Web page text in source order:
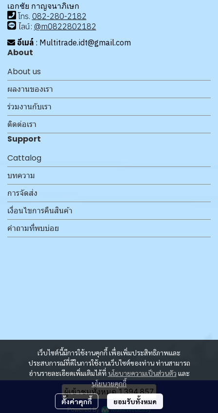
เว็บไซต์นี้มีการใช้งานคุกกี้ เพื่อเพิ่มประสิทธิภาพและ
ประสบการณ์ที่ดีในการใช้งานเว็บไซต์ของท่าน ท่านสามารถ
อ่านรายละเอียดเพิ่มเติมได้ที่ นโยบายความเป็นส่วนตัว และ
นโยบายคุกกี้
ตั้งค่าคุกกี้ ยอมรับทั้งหมด
เอกชัย กาญจนาภิเษก
โทร. 082-280-2182
ไลน์: @m0822802182
อีเมล์ : Multitrade.idt@gmail.com
About
About us
ผลงานของเรา
ร่วมงานกับเรา
ติดต่อเรา
Support
Cattalog
บทความ
การจัดส่ง
เงื่อนไขการคืนสินค้า
คำถามที่พบบ่อย
ผู้เข้าชมวันนี้686
Powered By MakeWebEasy